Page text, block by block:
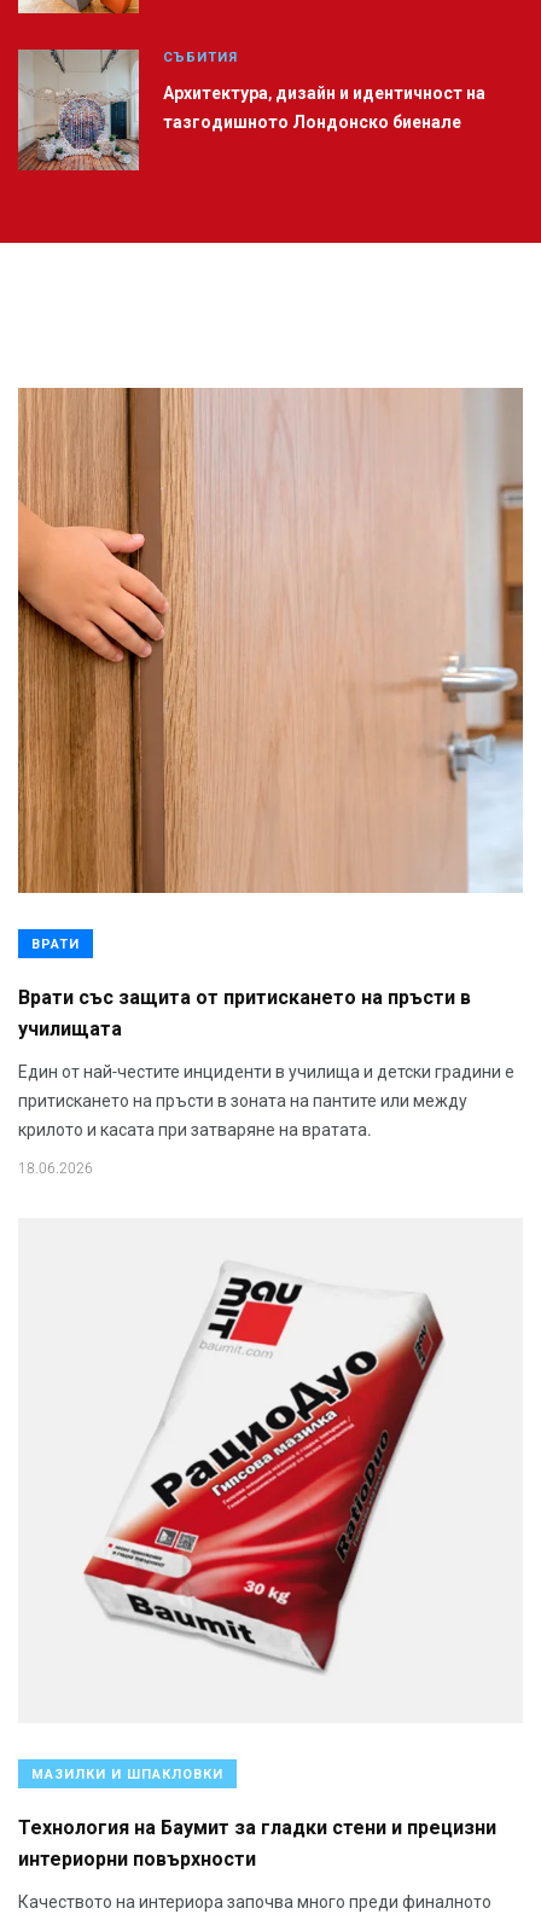
СЪБИТИЯ
Архитектура, дизайн и идентичност на
тазгодишното Лондонско биенале
ВРАТИ
Врати със защита от притискането на пръсти в
училищата
Един от най-честите инциденти в училища и детски градини е
притискането на пръсти в зоната на пантите или между
крилото и касата при затваряне на вратата.
18.06.2026
МАЗИЛКИ И ШПАКЛОВКИ
Технология на Баумит за гладки стени и прецизни
интериорни повърхности
Качеството на интериора започва много преди финалното